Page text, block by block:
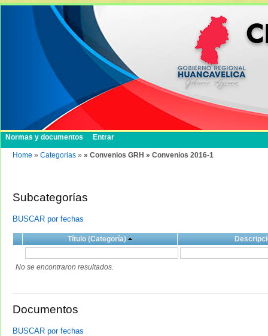
Normas y documentos Entrar
Home » Categorias » » Convenios GRH » Convenios 2016-1
Subcategorías
BUSCAR por fechas
Título (Categoría)
No se encontraron resultados.
Documentos
BUSCAR por fechas